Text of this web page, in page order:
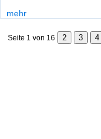
mehr
Seite 1 von 16